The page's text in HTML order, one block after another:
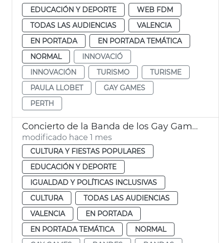
EDUCACIÓN Y DEPORTE
WEB FDM
TODAS LAS AUDIENCIAS
VALENCIA
EN PORTADA
EN PORTADA TEMÁTICA
NORMAL
INNOVACIÓ
INNOVACIÓN
TURISMO
TURISME
PAULA LLOBET
GAY GAMES
PERTH
Concierto de la Banda de los Gay Games València
modificado hace 1 mes
CULTURA Y FIESTAS POPULARES
EDUCACIÓN Y DEPORTE
IGUALDAD Y POLÍTICAS INCLUSIVAS
CULTURA
TODAS LAS AUDIENCIAS
VALENCIA
EN PORTADA
EN PORTADA TEMÁTICA
NORMAL